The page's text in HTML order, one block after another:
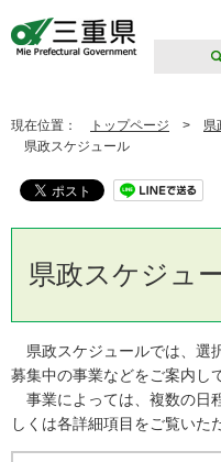
現在位置： トップページ > 県
県政スケジュール
県政スケジュ
県政スケジュールでは、選
募集中の事業などをご案内し
事業によっては、複数の日
しくは各詳細項目をご覧いた